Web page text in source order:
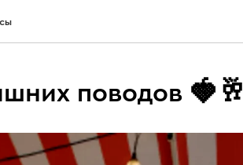
поводов 🍓🥂